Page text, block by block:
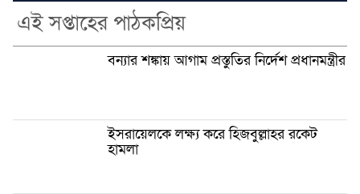
এই সপ্তাহের পাঠকপ্রিয়
বন্যার শঙ্কায় আগাম প্রস্তুতির নির্দেশ প্রধানমন্ত্রীর
ইসরায়েলকে লক্ষ্য করে হিজবুল্লাহর রকেট
হামলা